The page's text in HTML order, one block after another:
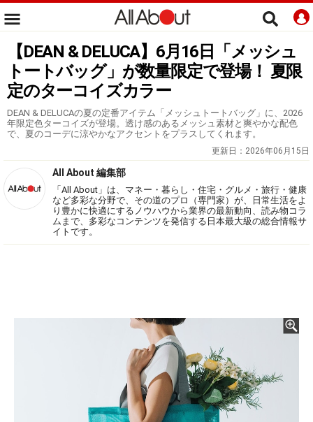
【DEAN & DELUCA】6月16日「メッシュ
トートバッグ」が数量限定で登場！ 夏限
定のターコイズカラー
DEAN & DELUCAの夏の定番アイテム「メッシュトートバッグ」に、2026
年限定色ターコイズが登場。透け感のあるメッシュ素材と爽やかな配色
で、夏のコーデに涼やかなアクセントをプラスしてくれます。
更新日： 2026年06月15日
All About 編集部
「All About」は、マネー・暮らし・住宅・グルメ・旅行・健康
など多彩な分野で、その道のプロ（専門家）が、日常生活をよ
り豊かに快適にするノウハウから業界の最新動向、読み物コラ
ムまで、多彩なコンテンツを発信する日本最大級の総合情報サ
イトです。